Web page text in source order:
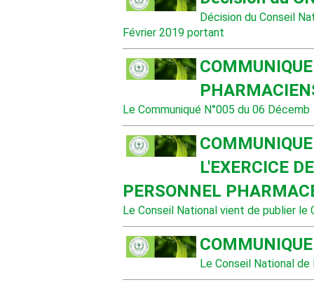
Décision du Conseil
Février 2019 portant
Le Communiqué N°005 du 06 Décemb
L'EXERCICE
PERSONNEL
Le Conseil National vient de publier le
Le Conseil National de